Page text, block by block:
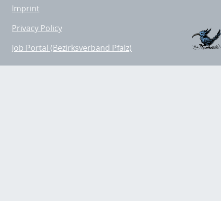
Imprint
Privacy Policy
Job Portal (Bezirksverband Pfalz)